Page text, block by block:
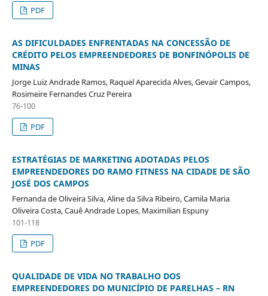
PDF
AS DIFICULDADES ENFRENTADAS NA CONCESSÃO DE
CRÉDITO PELOS EMPREENDEDORES DE BONFINÓPOLIS DE
MINAS
Jorge Luiz Andrade Ramos, Raquel Aparecida Alves, Gevair Campos,
Rosimeire Fernandes Cruz Pereira
76-100
PDF
ESTRATÉGIAS DE MARKETING ADOTADAS PELOS
EMPREENDEDORES DO RAMO FITNESS NA CIDADE DE SÃO
JOSÉ DOS CAMPOS
Fernanda de Oliveira Silva, Aline da Silva Ribeiro, Camila Maria
Oliveira Costa, Cauê Andrade Lopes, Maximilian Espuny
101-118
PDF
QUALIDADE DE VIDA NO TRABALHO DOS
EMPREENDEDORES DO MUNICÍPIO DE PARELHAS – RN